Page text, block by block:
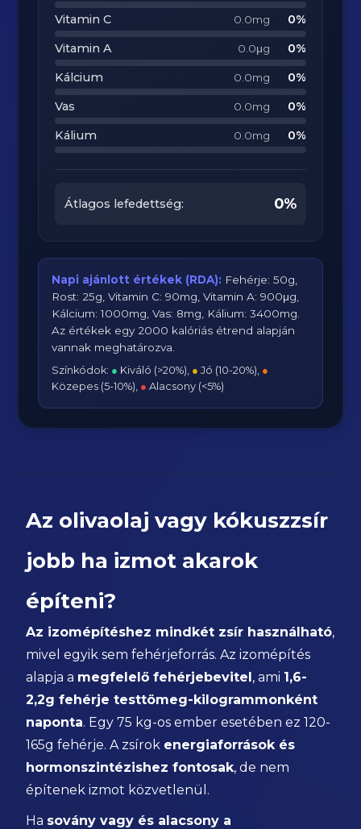
Vitamin C 0.0mg
0%
Vitamin A
0.0μg
0%
Kálcium
0.0mg
0%
Vas
0.0mg
0%
Kálium
0.0mg 0%
Átlagos lefedettség: 0%
Napi ajánlott értékek (RDA): Fehérje: 50g,
Rost: 25g, Vitamin C: 90mg, Vitamin A: 900μg,
Kálcium: 1000mg, Vas: 8mg, Kálium: 3400mg.
Az értékek egy 2000 kalóriás étrend alapján
vannak meghatározva.
Színkódok: ● Kiváló (>20%), ● Jó (10-20%), ●
Közepes (5-10%), ● Alacsony (<5%)
Az olivaolaj vagy kókuszzsír
jobb ha izmot akarok
építeni?
Az izomépítéshez mindkét zsír használható,
mivel egyik sem fehérjeforrás. Az izomépítés
alapja a megfelelő fehérjebevitel, ami 1,6-
2,2g fehérje testtömeg-kilogrammonként
naponta. Egy 75 kg-os ember esetében ez 120-
165g fehérje. A zsírok energiaforrások és
hormonszintézishez fontosak, de nem
építenek izmot közvetlenül.
Ha sovány vagy és alacsony a